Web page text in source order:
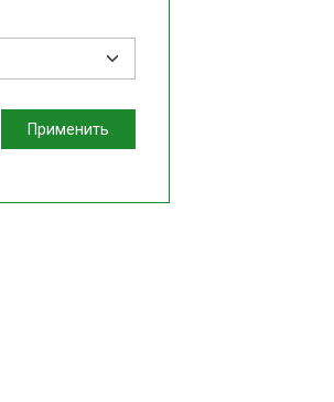
Применить